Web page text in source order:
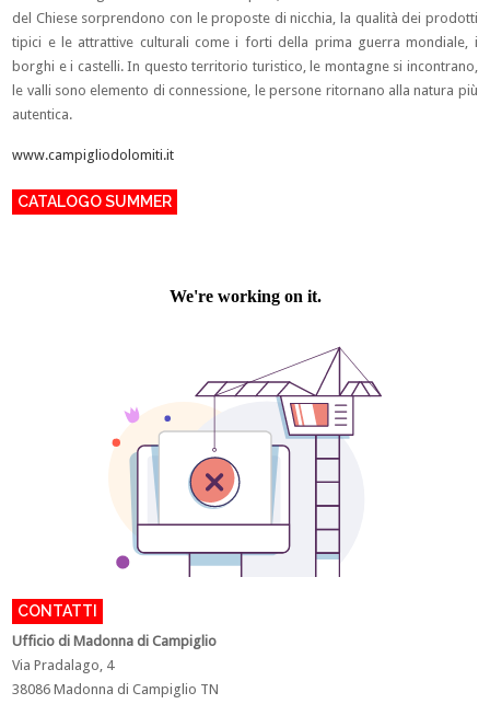
del Chiese sorprendono con le proposte di nicchia, la qualità dei prodotti
tipici e le attrattive culturali come i forti della prima guerra mondiale, i
borghi e i castelli. In questo territorio turistico, le montagne si incontrano,
le valli sono elemento di connessione, le persone ritornano alla natura più
autentica.
www.campigliodolomiti.it
CATALOGO SUMMER
CONTATTI
Ufficio di Madonna di Campiglio
Via Pradalago, 4
38086 Madonna di Campiglio TN